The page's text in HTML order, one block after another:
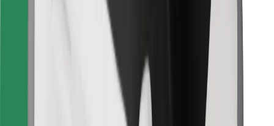
Få en tur på minutter!
Last ned Bolt-appen
Finn yndlingsmaten din!
Last ned Bolt Food-appen